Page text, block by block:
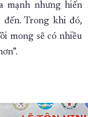
mạnh nhưng hiến
Trong khi đó,
mong sẽ có nhiều